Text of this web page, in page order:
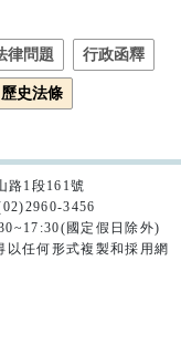
律問題 行政函釋
歷史法條
路1段161號
3456
國定假日除外)
任何形式複製和採用網